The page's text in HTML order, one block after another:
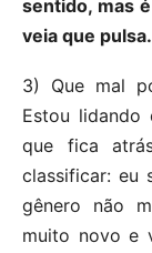
sentido, mas
veia que pulsa.
3) Que mal
Estou lidando
que fica
classificar: eu
gênero não
muito novo e